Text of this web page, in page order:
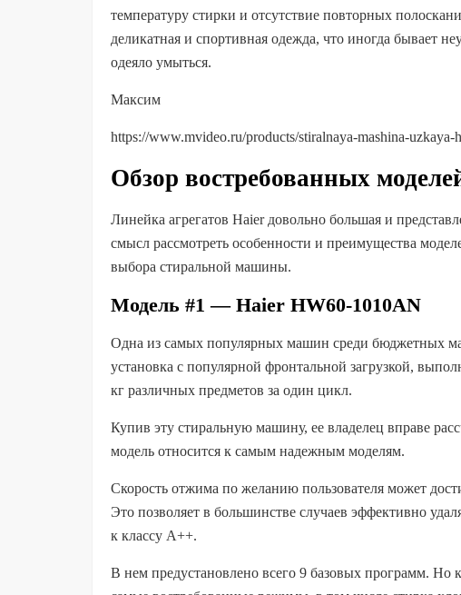
температуру стирки и отсутствие повторных
деликатная и спортивная одежда, что иногда бывает
одеяло умыться.
Максим
https://www.mvideo.ru/products/stiralnaya-mashina-
Обзор востребованных
Линейка агрегатов Haier довольно большая и
смысл рассмотреть особенности и преимущества
выбора стиральной машины.
Модель #1 — Haier HW60-1010AN
Одна из самых популярных машин среди бюджетных
установка с популярной фронтальной загрузкой,
кг различных предметов за один цикл.
Купив эту стиральную машину, ее владелец вправе
модель относится к самым надежным моделям.
Скорость отжима по желанию пользователя может
Это позволяет в большинстве случаев эффективно
к классу А++.
В нем предустановлено всего 9 базовых программ. Но